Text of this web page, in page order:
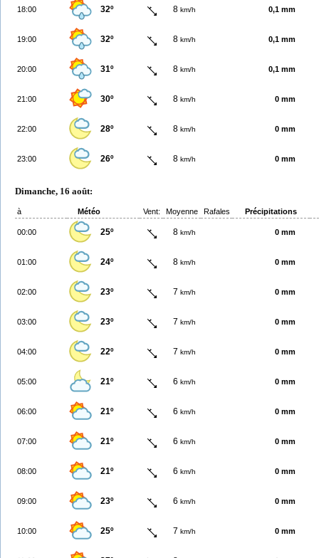
18:00 32º 8 km/h 0,1 mm
19:00 32º 8 km/h 0,1 mm
20:00 31º 8 km/h 0,1 mm
21:00 30º 8 km/h 0 mm
22:00 28º 8 km/h 0 mm
23:00 26º 8 km/h 0 mm
Dimanche, 16 août:
à Météo Vent: Moyenne Rafales Précipitations
00:00 25º 8 km/h 0 mm
01:00 24º 8 km/h 0 mm
02:00 23º 7 km/h 0 mm
03:00 23º 7 km/h 0 mm
04:00 22º 7 km/h 0 mm
05:00 21º 6 km/h 0 mm
06:00 21º 6 km/h 0 mm
07:00 21º 6 km/h 0 mm
08:00 21º 6 km/h 0 mm
09:00 23º 6 km/h 0 mm
10:00 25º 7 km/h 0 mm